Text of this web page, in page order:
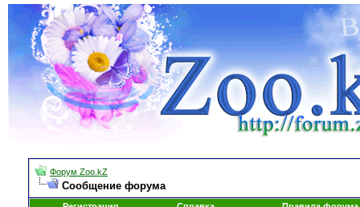
Форум Zoo.kZ
Сообщение форума